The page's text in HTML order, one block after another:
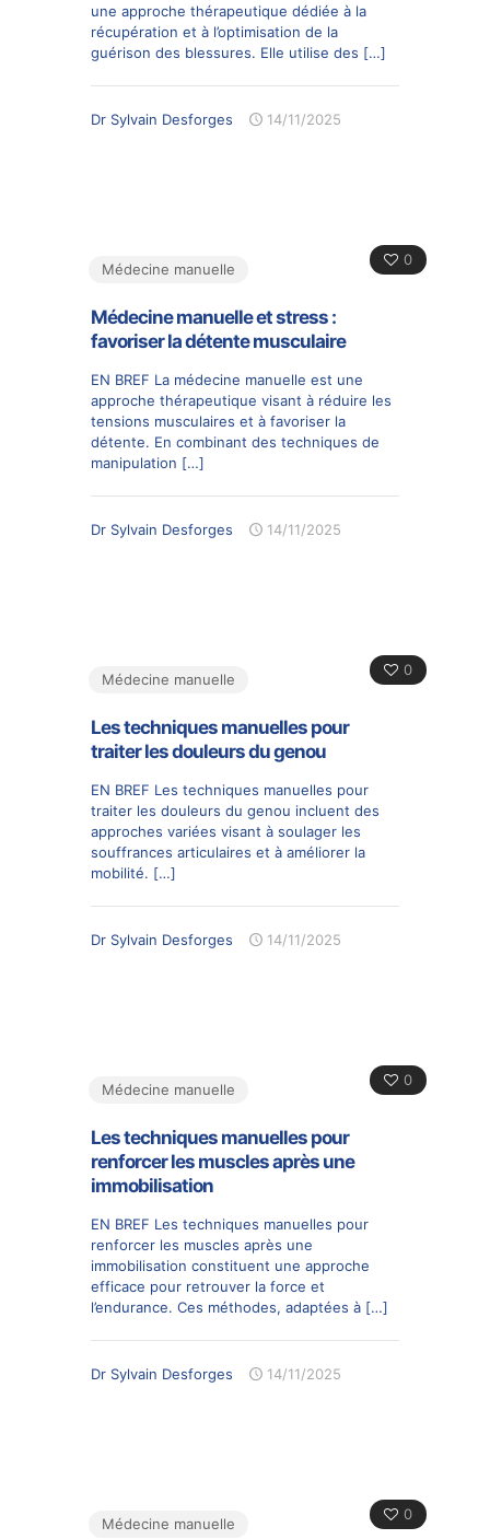
une approche thérapeutique dédiée à la
récupération et à l’optimisation de la
guérison des blessures. Elle utilise des […]
Dr Sylvain Desforges 14/11/2025
0
Médecine manuelle
Médecine manuelle et stress :
favoriser la détente musculaire
EN BREF La médecine manuelle est une
approche thérapeutique visant à réduire les
tensions musculaires et à favoriser la
détente. En combinant des techniques de
manipulation […]
Dr Sylvain Desforges 14/11/2025
0
Médecine manuelle
Les techniques manuelles pour
traiter les douleurs du genou
EN BREF Les techniques manuelles pour
traiter les douleurs du genou incluent des
approches variées visant à soulager les
souffrances articulaires et à améliorer la
mobilité. […]
Dr Sylvain Desforges 14/11/2025
0
Médecine manuelle
Les techniques manuelles pour
renforcer les muscles après une
immobilisation
EN BREF Les techniques manuelles pour
renforcer les muscles après une
immobilisation constituent une approche
efficace pour retrouver la force et
l’endurance. Ces méthodes, adaptées à […]
Dr Sylvain Desforges 14/11/2025
0
Médecine manuelle